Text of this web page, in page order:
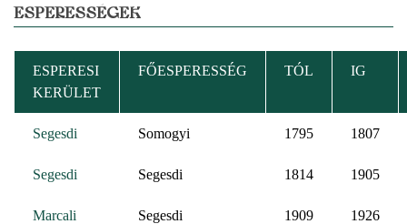
ESPERESSÉGEK
ESPERESI
KERÜLET
FŐESPERESSÉG TÓL IG
Segesdi Somogyi 1795 1807
Segesdi Segesdi 1814 1905
Marcali Segesdi 1909 1926